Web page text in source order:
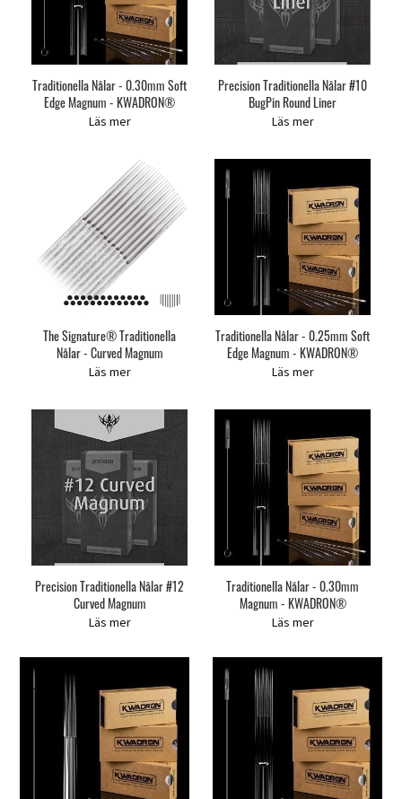
Traditionella Nålar - 0.30mm Soft
Edge Magnum - KWADRON®
Läs mer
Precision Traditionella Nålar #10
BugPin Round Liner
Läs mer
The Signature® Traditionella
Nålar - Curved Magnum
Läs mer
Traditionella Nålar - 0.25mm Soft
Edge Magnum - KWADRON®
Läs mer
Precision Traditionella Nålar #12
Curved Magnum
Läs mer
Traditionella Nålar - 0.30mm
Magnum - KWADRON®
Läs mer